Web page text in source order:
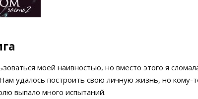
моей наивностью, но вместо этого я
удалось построить свою личную жизнь, но кому-
выпало много испытаний.